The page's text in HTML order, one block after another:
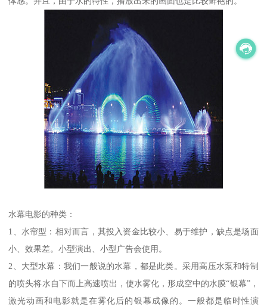
水幕电影的种类：
1、水帘型：相对而言，其投入资金比较小、易于维护，缺点是场面
小、效果差。小型演出、小型广告会使用。
2、大型水幕：我们一般说的水幕，都是此类。采用高压水泵和特制
的喷头将水自下而上高速喷出，使水雾化，形成空中的水膜“银幕”，
激光动画和电影就是在雾化后的银幕成像的。一般都是临时性演